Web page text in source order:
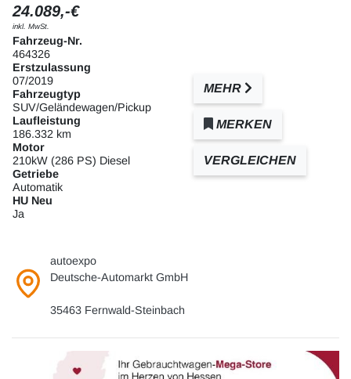
24.089,-€
inkl. MwSt.
Fahrzeug-Nr.
464326
Erstzulassung
07/2019
Fahrzeugtyp
SUV/Geländewagen/Pickup
Laufleistung
186.332 km
Motor
210kW (286 PS) Diesel
Getriebe
Automatik
HU Neu
Ja
MEHR
MERKEN
VERGLEICHEN
autoexpo
Deutsche-Automarkt GmbH
35463 Fernwald-Steinbach